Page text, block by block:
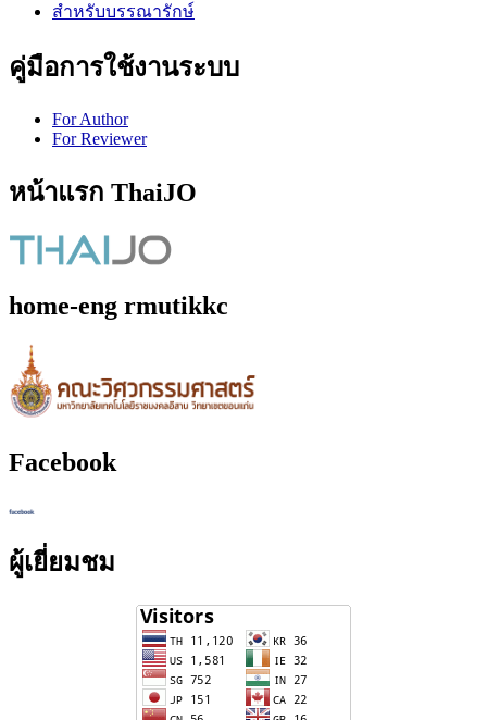
สำหรับบรรณารักษ์
คู่มือการใช้งานระบบ
For Author
For Reviewer
หน้าแรก ThaiJO
home-eng rmutikkc
Facebook
ผู้เยี่ยมชม